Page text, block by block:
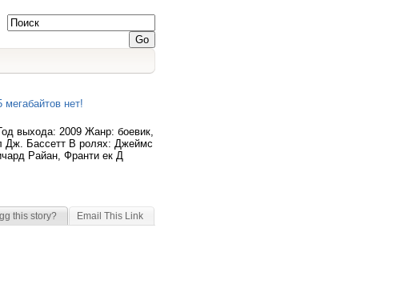
нет!
выхода: 2009 Жанр: боевик,
Дж. Бассетт В ролях: Джеймс
Райан, Франти ек Д
this story? Email This Link